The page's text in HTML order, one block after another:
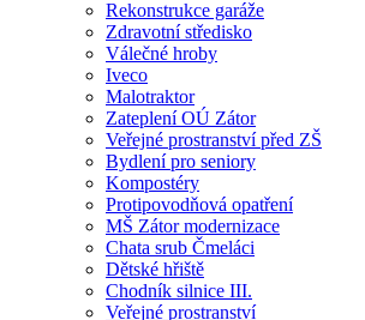
Rekonstrukce garáže
Zdravotní středisko
Válečné hroby
Iveco
Malotraktor
Zateplení OÚ Zátor
Veřejné prostranství před ZŠ
Bydlení pro seniory
Kompostéry
Protipovodňová opatření
MŠ Zátor modernizace
Chata srub Čmeláci
Dětské hřiště
Chodník silnice III.
Veřejné prostranství